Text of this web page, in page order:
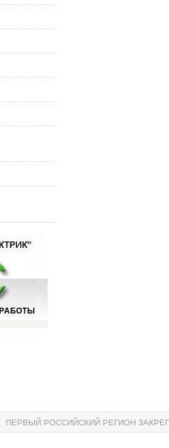
ПЕРВЫЙ РОССИЙСКИЙ РЕГИОН